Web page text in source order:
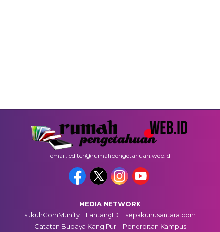
email: editor@rumahpengetahuan.web.id
MEDIA NETWORK
sukuhComMunity
LantangID
sepakunusantara.com
Catatan Budaya Kang Pur
Penerbitan Kampus